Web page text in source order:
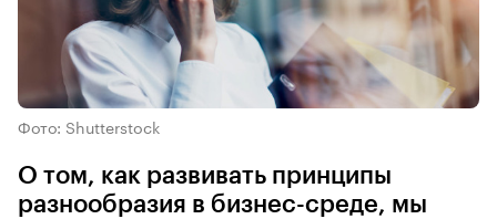
Фото: Shutterstock
О том, как развивать принципы
разнообразия в бизнес-среде, мы